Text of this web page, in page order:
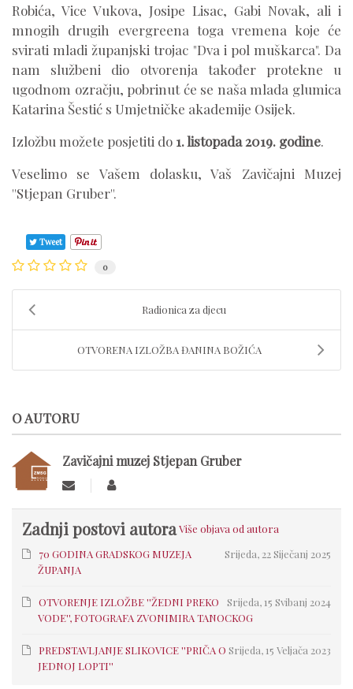
Robića, Vice Vukova, Josipe Lisac, Gabi Novak, ali i
mnogih drugih evergreena toga vremena koje će
svirati mladi županjski trojac "Dva i pol muškarca". Da
nam službeni dio otvorenja također protekne u
ugodnom ozračju, pobrinut će se naša mlada glumica
Katarina Šestić s Umjetničke akademije Osijek.
Izložbu možete posjetiti do 1. listopada 2019. godine.
Veselimo se Vašem dolasku, Vaš Zavičajni Muzej
''Stjepan Gruber''.
Tweet
0
Radionica za djecu
OTVORENA IZLOŽBA ĐANINA BOŽIĆA
O AUTORU
Zavičajni muzej Stjepan Gruber
Zadnji postovi autoraViše objava od autora
Srijeda, 22 Siječanj 2025
70 GODINA GRADSKOG MUZEJA
ŽUPANJA
Srijeda, 15 Svibanj 2024
OTVORENJE IZLOŽBE ''ŽEDNI PREKO
VODE'', FOTOGRAFA ZVONIMIRA TANOCKOG
Srijeda, 15 Veljača 2023
PREDSTAVLJANJE SLIKOVICE ''PRIČA O
JEDNOJ LOPTI''